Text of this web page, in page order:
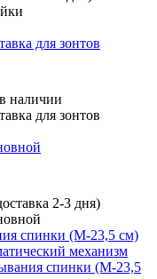
для зонтов
наличии
для зонтов
2-3 дня)
спинки (М-23,5 см)
механизм
спинки (М-23,5